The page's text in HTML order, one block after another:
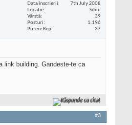
Data înscrierii
7th July 2008
Locaţie
Sibiu
Vârstă
39
Posturi
1.196
Putere Rep
37
link building. Gandeste-te ca
Răspunde cu citat
#3